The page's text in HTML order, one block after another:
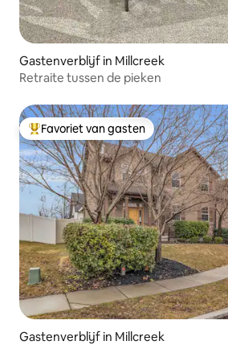
Gastenverblijf in Millcreek
Retraite tussen de pieken
Topfavoriet van gasten
Favoriet van gasten
Gastenverblijf in Millcreek